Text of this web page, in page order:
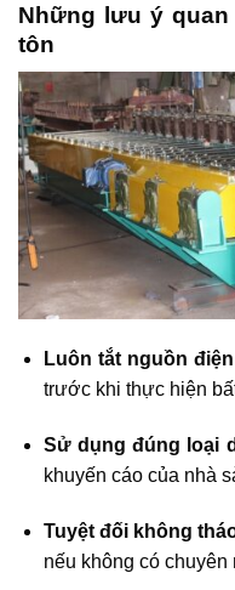
Những lưu ý
tôn
Luôn tắt nguồn
trước khi thực hiện
Sử dụng đúng loại
khuyến cáo của nhà
Tuyệt đối không
nếu không có chuyên